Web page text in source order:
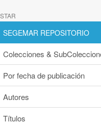
SEGEMAR REPOSITORIO
Colecciones &
Por fecha de publicación
Autores
Títulos